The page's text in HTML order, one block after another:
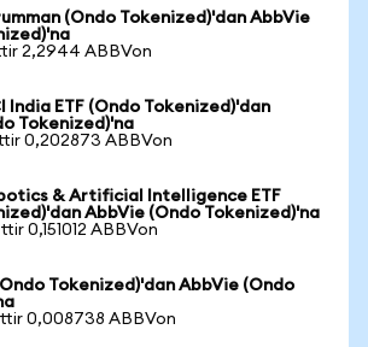
(Ondo Tokenized)'dan AbbVie
2,2944 ABBVon
India ETF (Ondo Tokenized)'dan
Tokenized)'na
0,202873 ABBVon
& Artificial Intelligence ETF
AbbVie (Ondo Tokenized)'na
0,151012 ABBVon
Tokenized)'dan AbbVie (Ondo
0,008738 ABBVon